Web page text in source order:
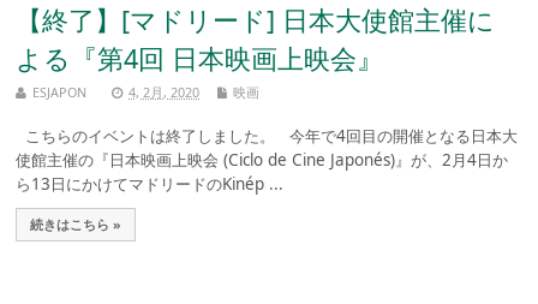
【終了】[マドリード] 日本大使館主催に
よる『第4回 日本映画上映会』
ESJAPON 4, 2月, 2020 映画
こちらのイベントは終了しました。 今年で4回目の開催となる日本大
使館主催の『日本映画上映会 (Ciclo de Cine Japonés)』が、2月4日か
ら13日にかけてマドリードのKinép ...
続きはこちら »